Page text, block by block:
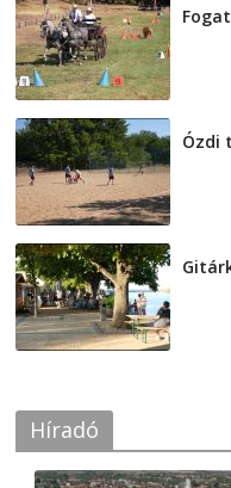
Ózdi
Híradó